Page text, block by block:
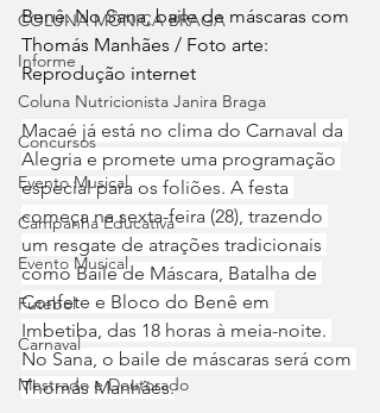
COLUNA MÔNICA BRAGA
Informe
Coluna Nutricionista Janira Braga
Concursos
Evento Musical
Campanha Educativa
Evento Musical
Futebol
Carnaval
Mestrado e Doutorado
Benê. No Sana, baile de máscaras com
Thomás Manhães / Foto arte:
Reprodução internet
Macaé já está no clima do Carnaval da
Alegria e promete uma programação
especial para os foliões. A festa
começa na sexta-feira (28), trazendo
um resgate de atrações tradicionais
como Baile de Máscara, Batalha de
Confete e Bloco do Benê em
Imbetiba, das 18 horas à meia-noite.
No Sana, o baile de máscaras será com
Thomás Manhães.